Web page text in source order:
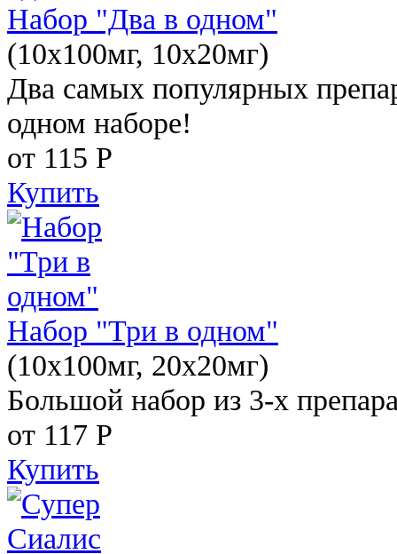
Набор "Два в одном"
(10x100мг, 10x20мг)
Два самых популярных
одном наборе!
от 115 Р
Купить
Набор "Три в одном"
(10x100мг, 20x20мг)
Большой набор из 3-х
от 117 Р
Купить